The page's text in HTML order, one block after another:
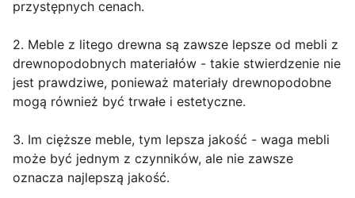
przystępnych cenach.
2. Meble z litego drewna są zawsze lepsze od mebli z
drewnopodobnych materiałów - takie stwierdzenie nie
jest prawdziwe, ponieważ materiały drewnopodobne
mogą również być trwałe i estetyczne.
3. Im cięższe meble, tym lepsza jakość - waga mebli
może być jednym z czynników, ale nie zawsze
oznacza najlepszą jakość.